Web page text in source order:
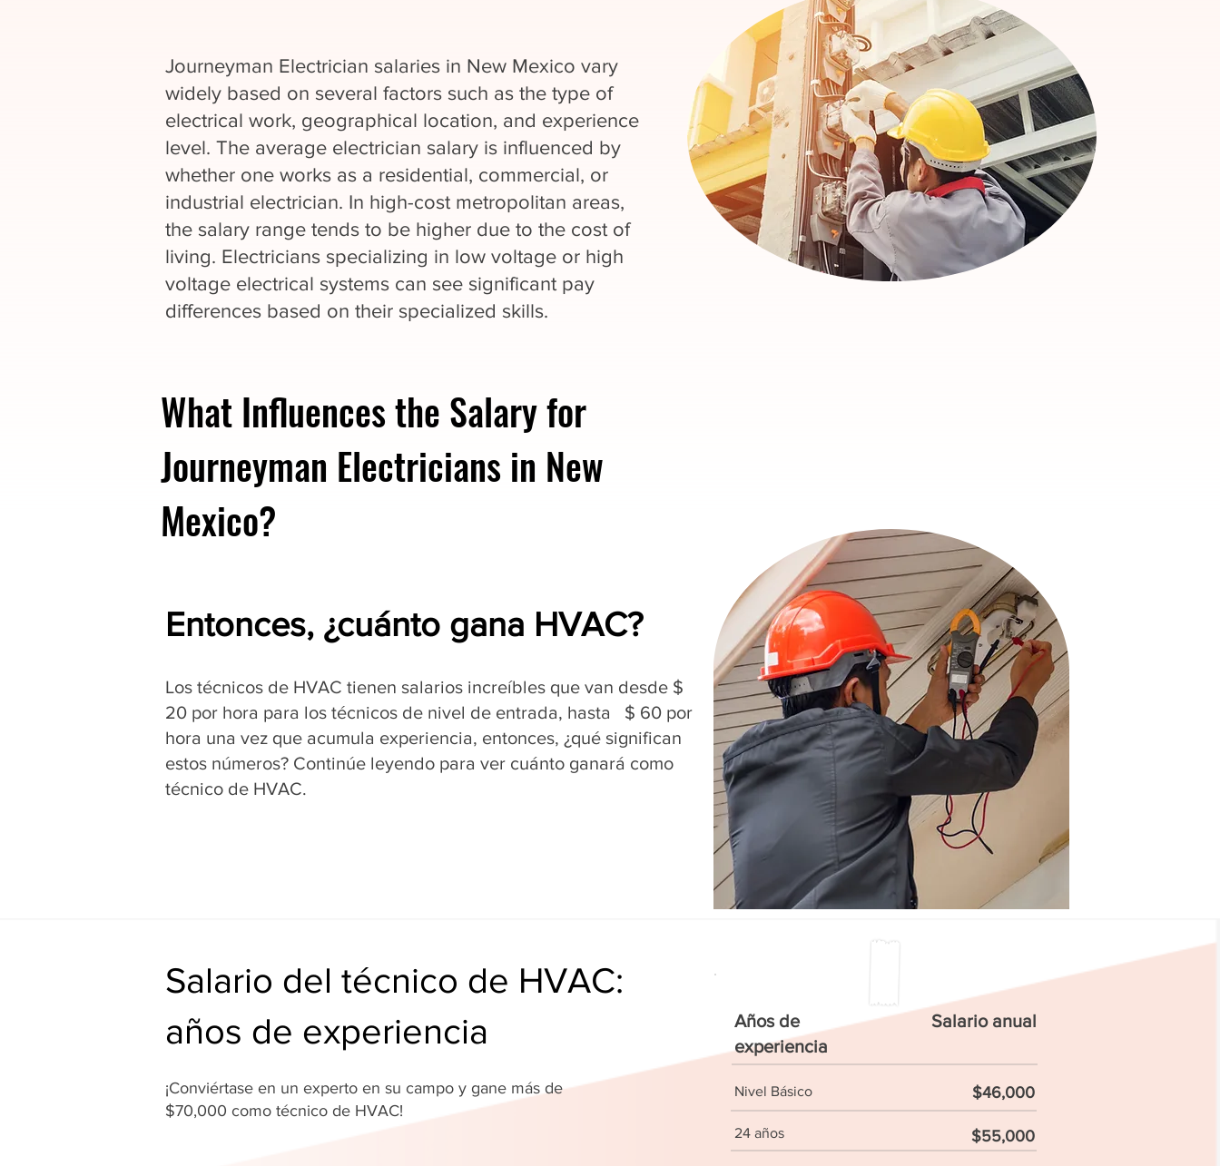
Journeyman Electrician salaries in New Mexico vary
widely based on several factors such as the type of
electrical work, geographical location, and experience
level. The average electrician salary is influenced by
whether one works as a residential, commercial, or
industrial electrician. In high-cost metropolitan areas,
the salary range tends to be higher due to the cost of
living. Electricians specializing in low voltage or high
voltage electrical systems can see significant pay
differences based on their specialized skills.
What Influences the Salary for
Journeyman Electricians in New
Mexico?
Entonces, ¿cuánto gana HVAC?
Los técnicos de HVAC tienen salarios increíbles que van desde $
20 por hora para los técnicos de nivel de entrada, hasta $ 60 por
hora una vez que acumula experiencia, entonces, ¿qué significan
estos números? Continúe leyendo para ver cuánto ganará como
técnico de HVAC.
Salario del técnico de HVAC:
años de experiencia
¡Conviértase en un experto en su campo y gane más de
$70,000 como técnico de HVAC!
Años de
experiencia
Salario anual
Nivel Básico $46,000
24 años $55,000